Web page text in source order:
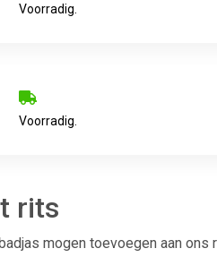
Voorradig.
Voorradig.
rits
mogen toevoegen aan ons